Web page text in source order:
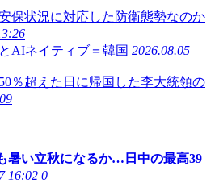
保状況に対応した防衛態勢なのか
AIネイティブ＝韓国 2026.08.05
％超えた日に帰国した李大統領の
暑い立秋になるか…日中の最高39
16:02 0